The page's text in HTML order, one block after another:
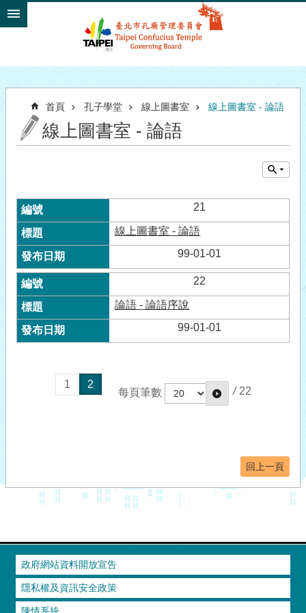
跳到主要內容區塊
首頁 孔子學堂 線上圖書室 線上圖書室 - 論語
線上圖書室 - 論語
21
線上圖書室 - 論語
99-01-01
22
論語 - 論語序說
99-01-01
1 2
每頁筆數 / 22
回上一頁
政府網站資料開放宣告
隱私權及資訊安全政策